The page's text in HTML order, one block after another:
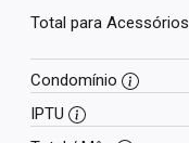
Total para Acessórios
Condomínio
IPTU